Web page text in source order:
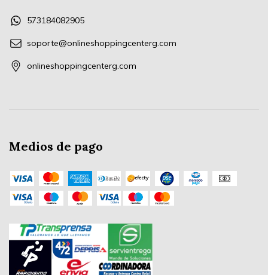
573184082905
soporte@onlineshoppingcenterg.com
onlineshoppingcenterg.com
Medios de pago